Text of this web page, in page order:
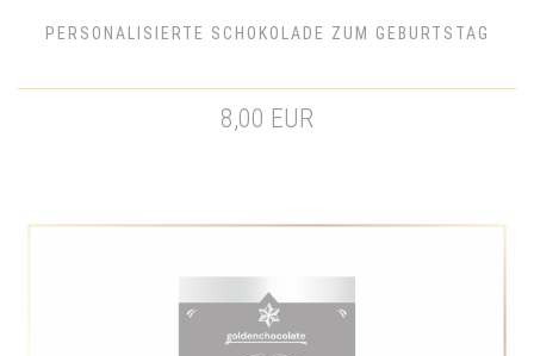
PERSONALISIERTE SCHOKOLADE ZUM GEBURTSTAG
8,00 EUR